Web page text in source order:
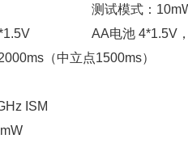
测试模式：
AA电池 4*1.5V
（中立点1500ms）
ISM